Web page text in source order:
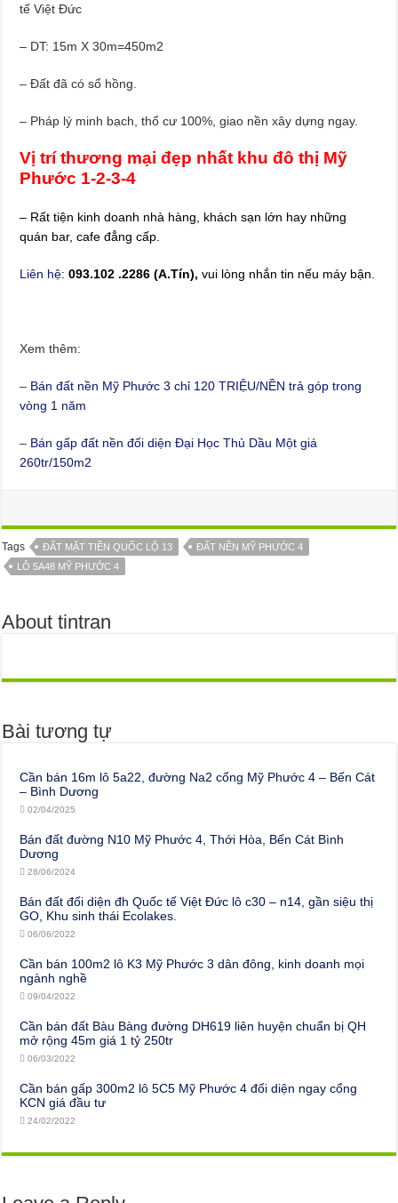
tế Việt Đức
– DT: 15m X 30m=450m2
– Đất đã có sổ hồng.
– Pháp lý minh bạch, thổ cư 100%, giao nền xây dựng ngay.
Vị trí thương mại đẹp nhất khu đô thị Mỹ
Phước 1-2-3-4
– Rất tiện kinh doanh nhà hàng, khách sạn lớn hay những
quán bar, cafe đẳng cấp.
Liên hệ:093.102 .2286 (A.Tín), vui lòng nhắn tin nếu máy bận.
Xem thêm:
– Bán đất nền Mỹ Phước 3 chỉ 120 TRIỆU/NỀN trả góp trong
vòng 1 năm
– Bán gấp đất nền đối diện Đại Học Thủ Dầu Một giá
260tr/150m2
Tags ĐẤT MẶT TIỀN QUỐC LỘ 13
ĐẤT NỀN MỸ PHƯỚC 4
LÔ 5A48 MỸ PHƯỚC 4
About tintran
Bài tương tự
Cần bán 16m lô 5a22, đường Na2 cổng Mỹ Phước 4 – Bến Cát
– Bình Dương
02/04/2025
Bán đất đường N10 Mỹ Phước 4, Thới Hòa, Bến Cát Bình
Dương
28/06/2024
Bán đất đối diện đh Quốc tế Việt Đức lô c30 – n14, gần siệu thị
GO, Khu sinh thái Ecolakes.
06/06/2022
Cần bán 100m2 lô K3 Mỹ Phước 3 dân đông, kinh doanh mọi
ngành nghề
09/04/2022
Cần bán đất Bàu Bàng đường DH619 liên huyện chuẩn bị QH
mở rộng 45m giá 1 tỷ 250tr
06/03/2022
Cần bán gấp 300m2 lô 5C5 Mỹ Phước 4 đối diện ngay cổng
KCN giá đầu tư
24/02/2022